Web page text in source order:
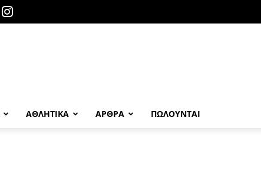
ΑΘΛΗΤΙΚΑ ΑΡΘΡΑ ΠΩΛΟΎΝΤΑΙ